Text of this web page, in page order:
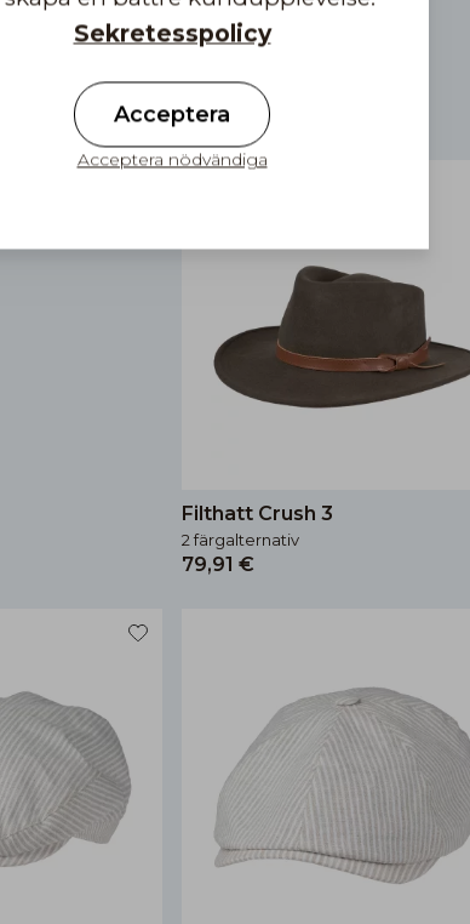
M05 UPF50+
Filthatt Crush 3
2 färgalternativ
79,91 €
Sekretesspolicy
Acceptera
Acceptera nödvändiga